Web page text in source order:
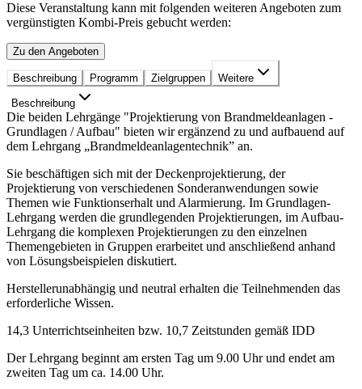
Diese Veranstaltung kann mit folgenden weiteren Angeboten zum
vergünstigten Kombi-Preis gebucht werden:
Zu den Angeboten
Beschreibung Programm Zielgruppen Weitere
Beschreibung
Die beiden Lehrgänge "Projektierung von Brandmeldeanlagen -
Grundlagen / Aufbau" bieten wir ergänzend zu und aufbauend auf
dem Lehrgang „Brandmeldeanlagentechnik” an.
Sie beschäftigen sich mit der Deckenprojektierung, der
Projektierung von verschiedenen Sonderanwendungen sowie
Themen wie Funktionserhalt und Alarmierung. Im Grundlagen-
Lehrgang werden die grundlegenden Projektierungen, im Aufbau-
Lehrgang die komplexen Projektierungen zu den einzelnen
Themengebieten in Gruppen erarbeitet und anschließend anhand
von Lösungsbeispielen diskutiert.
Herstellerunabhängig und neutral erhalten die Teilnehmenden das
erforderliche Wissen.
14,3 Unterrichtseinheiten bzw. 10,7 Zeitstunden gemäß IDD
Der Lehrgang beginnt am ersten Tag um 9.00 Uhr und endet am
zweiten Tag um ca. 14.00 Uhr.